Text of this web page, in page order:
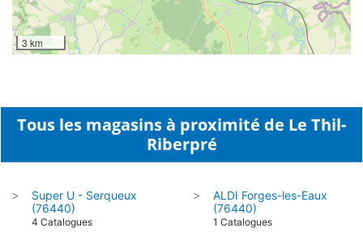
3 km
Tous les magasins à proximité de Le Thil-
Riberpré
>
Super U - Serqueux
(76440)
4 Catalogues
>
ALDI Forges-les-Eaux
(76440)
1 Catalogues